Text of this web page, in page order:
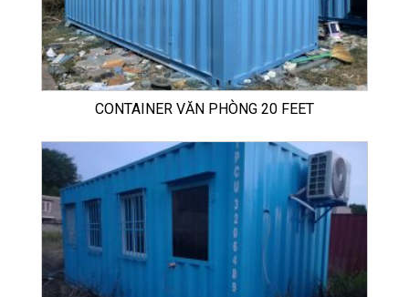
CONTAINER VĂN PHÒNG 20 FEET